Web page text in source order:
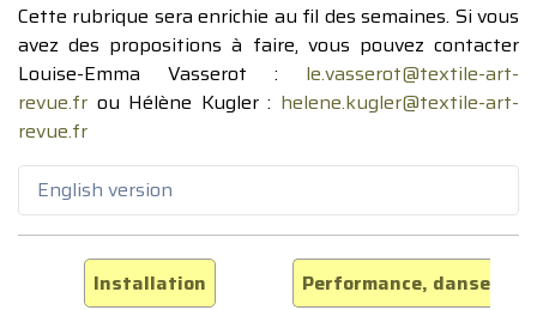
Cette rubrique sera enrichie au fil des semaines. Si vous
avez des propositions à faire, vous pouvez contacter
Louise-Emma Vasserot : le.vasserot@textile-art-
revue.fr ou Hélène Kugler : helene.kugler@textile-art-
revue.fr
English version
Installation
Performance, danse